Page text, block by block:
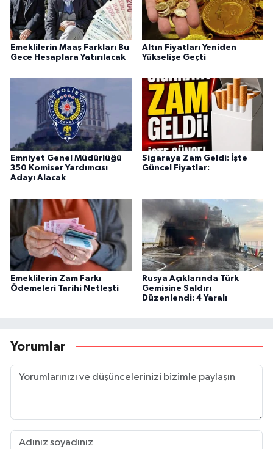
Emeklilerin Maaş Farkları Bu
Gece Hesaplara Yatırılacak
Altın Fiyatları Yeniden
Yükselişe Geçti
Emniyet Genel Müdürlüğü
350 Komiser Yardımcısı
Adayı Alacak
Sigaraya Zam Geldi: İşte
Güncel Fiyatlar:
Emeklilerin Zam Farkı
Ödemeleri Tarihi Netleşti
Rusya Açıklarında Türk
Gemisine Saldırı
Düzenlendi: 4 Yaralı
Yorumlar